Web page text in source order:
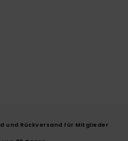
und Rückversand für Mitglieder